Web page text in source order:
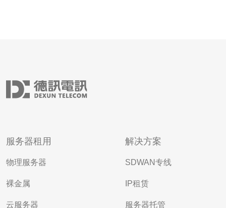
服务器租用
物理服务器
裸金属
云服务器
解决方案
SDWAN专线
IP租赁
服务器托管